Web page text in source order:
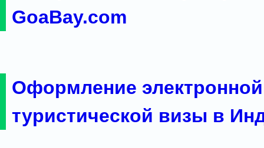
GoaBay.com
Оформление электронной
туристической визы в